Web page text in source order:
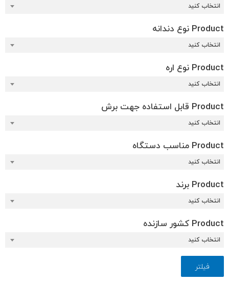
انتخاب کنید
Product نوع دندانه
انتخاب کنید
Product نوع اره
انتخاب کنید
Product قابل استفاده جهت برش
انتخاب کنید
Product مناسب دستگاه
انتخاب کنید
Product برند
انتخاب کنید
Product کشور سازنده
انتخاب کنید
فیلتر